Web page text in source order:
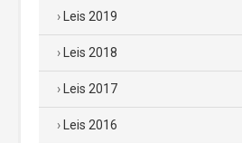
Leis 2019
Leis 2018
Leis 2017
Leis 2016